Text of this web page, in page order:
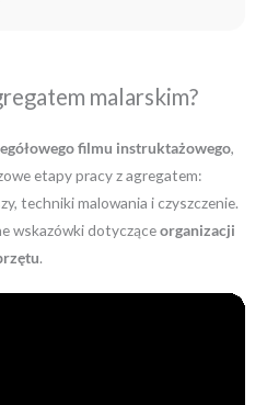
malarskim?
filmu instruktażowego,
etapy pracy z agregatem:
techniki malowania i czyszczenie.
wskazówki dotycząceorganizacji
.